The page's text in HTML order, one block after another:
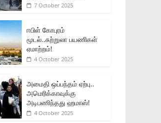
7 October 2025
ஈபிள் கோபுரம்
மூடல்..சுற்றுலா பயணிகள்
ஏமாற்றம்!
4 October 2025
அமைதி ஒப்பந்தம் ஏற்பு..
அமெரிக்காவுக்கு
அடிபணிந்தது ஹமாஸ்!
4 October 2025